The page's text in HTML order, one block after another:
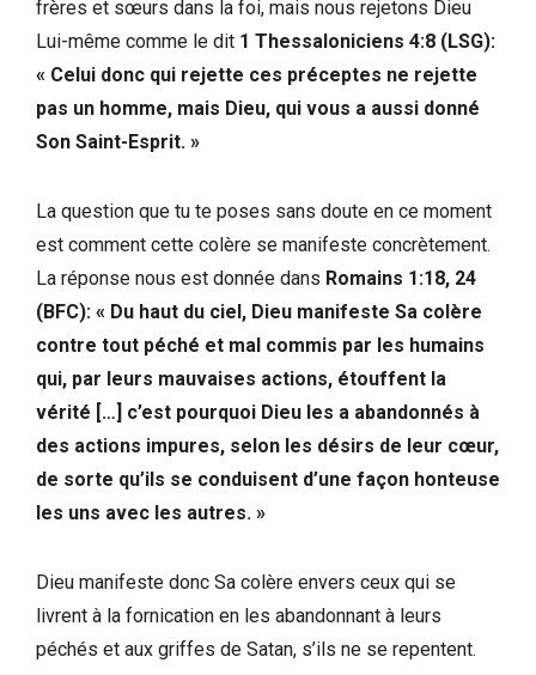
frères et sœurs dans la foi, mais nous rejetons Dieu
Lui-même comme le dit 1 Thessaloniciens 4:8 (LSG):
« Celui donc qui rejette ces préceptes ne rejette
pas un homme, mais Dieu, qui vous a aussi donné
Son Saint-Esprit. »
La question que tu te poses sans doute en ce moment
est comment cette colère se manifeste concrètement.
La réponse nous est donnée dans Romains 1:18, 24
(BFC): « Du haut du ciel, Dieu manifeste Sa colère
contre tout péché et mal commis par les humains
qui, par leurs mauvaises actions, étouffent la
vérité […] c’est pourquoi Dieu les a abandonnés à
des actions impures, selon les désirs de leur cœur,
de sorte qu’ils se conduisent d’une façon honteuse
les uns avec les autres. »
Dieu manifeste donc Sa colère envers ceux qui se
livrent à la fornication en les abandonnant à leurs
péchés et aux griffes de Satan, s’ils ne se repentent.